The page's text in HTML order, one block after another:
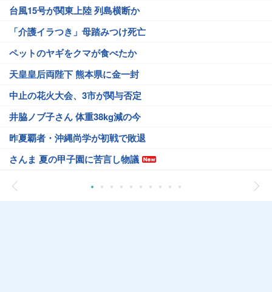
台風15号が関東上陸 列島横断か
「介護イラつき」母踏みつけ死亡
ペットのヤギをクマが食べたか
天皇皇后両陛下 熊本県に金一封
中止の花火大会、3市が関与否定
井脇ノブ子さん 体重38kg減の今
昨夏覇者・沖縄尚学が初戦で敗退
さんま 夏の甲子園に苦言し物議